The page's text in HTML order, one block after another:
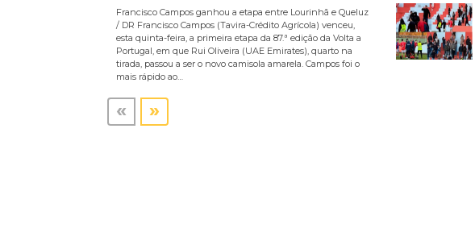
Francisco Campos ganhou a etapa entre Lourinhã e Queluz
/ DR Francisco Campos (Tavira-Crédito Agrícola) venceu,
esta quinta-feira, a primeira etapa da 87.ª edição da Volta a
Portugal, em que Rui Oliveira (UAE Emirates), quarto na
tirada, passou a ser o novo camisola amarela. Campos foi o
mais rápido ao…
« »